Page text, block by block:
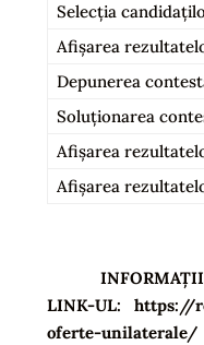
Selecția
Afișarea
Depunerea
Soluționarea
Afișarea
Afișarea
LINK-UL: https://
oferte-unilaterale/